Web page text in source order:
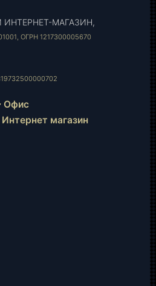
МАГАЗИН,
ОГРН 1217300005670
Офис
магазин